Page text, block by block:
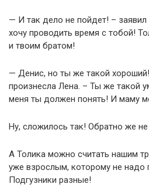
— И так дело не пойдет! –
хочу проводить время с тобой!
и твоим братом!
— Денис, но ты же такой
произнесла Лена. – Ты же такой
меня ты должен понять! И маму
Ну, сложилось так! Обратно же
А Толика можно считать нашим
уже взрослым, которому не надо
Подгузники разные!